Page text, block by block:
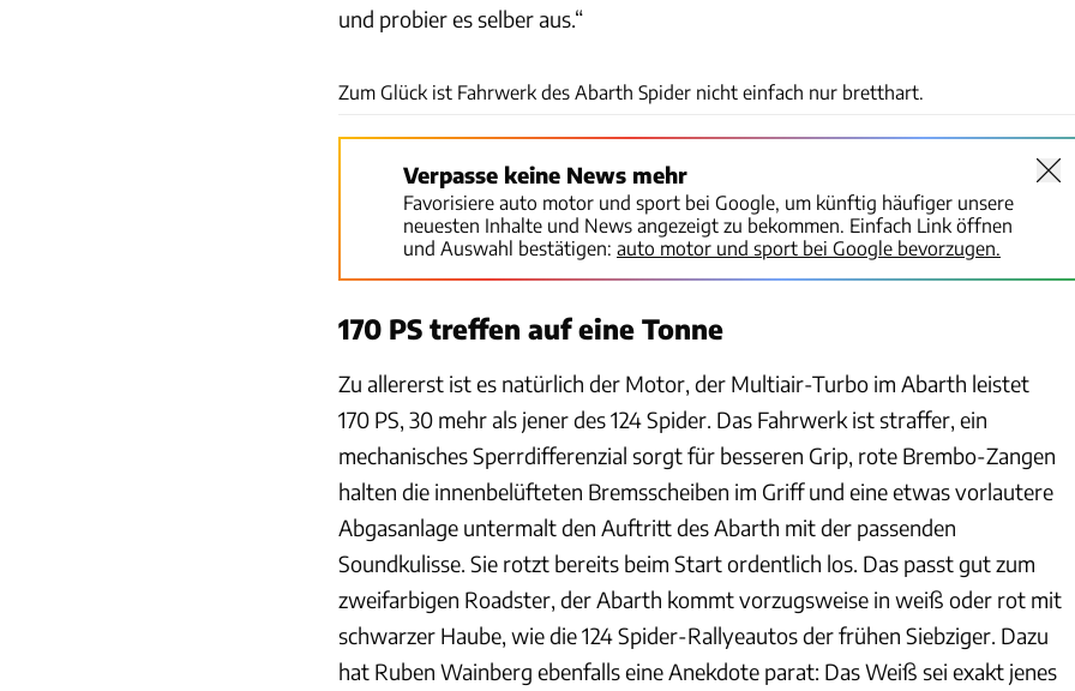
und probier es selber aus.“
Zum Glück ist Fahrwerk des Abarth Spider nicht einfach nur bretthart.
Verpasse keine News mehr
Favorisiere auto motor und sport bei Google, um künftig häufiger unsere
neuesten Inhalte und News angezeigt zu bekommen. Einfach Link öffnen
und Auswahl bestätigen: auto motor und sport bei Google bevorzugen.
170 PS treffen auf eine Tonne
Zu allererst ist es natürlich der Motor, der Multiair-Turbo im Abarth leistet
170 PS, 30 mehr als jener des 124 Spider. Das Fahrwerk ist straffer, ein
mechanisches Sperrdifferenzial sorgt für besseren Grip, rote Brembo-Zangen
halten die innenbelüfteten Bremsscheiben im Griff und eine etwas vorlautere
Abgasanlage untermalt den Auftritt des Abarth mit der passenden
Soundkulisse. Sie rotzt bereits beim Start ordentlich los. Das passt gut zum
zweifarbigen Roadster, der Abarth kommt vorzugsweise in weiß oder rot mit
schwarzer Haube, wie die 124 Spider-Rallyeautos der frühen Siebziger. Dazu
hat Ruben Wainberg ebenfalls eine Anekdote parat: Das Weiß sei exakt jenes